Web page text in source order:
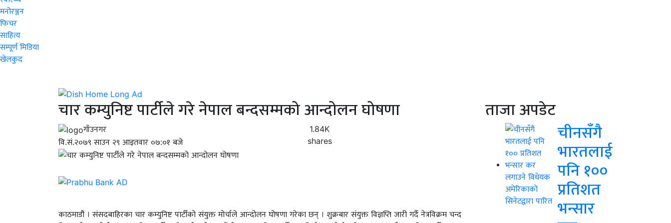
मनोरञ्जन
फिचर
साहित्य
सम्पूर्ण मिडिया
खेलकुद
चार कम्युनिष्ट पार्टीले गरे नेपाल बन्दसम्मको आन्दोलन घोषणा
गाँउनगर
वि.सं.२०७९ साउन २९ आइतवार ०७:०१ बजे
1.84K
shares
काठमाडौं । संसदबाहिरका चार कम्युनिष्ट पार्टीको संयुक्त मोर्चाले आन्दोलन घोषणा गरेका छन् । शुक्रबार संयुक्त विज्ञप्ति जारी गर्दै नेत्रविक्रम चन्द
ताजा अपडेट
चीनसँगै
भारतलाई
पनि १००
प्रतिशत
भन्सार